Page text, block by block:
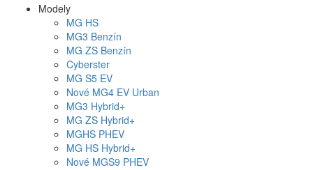
Modely
MG HS
MG3 Benzín
MG ZS Benzín
Cyberster
MG S5 EV
Nové MG4 EV Urban
MG3 Hybrid+
MG ZS Hybrid+
MGHS PHEV
MG HS Hybrid+
Nové MGS9 PHEV